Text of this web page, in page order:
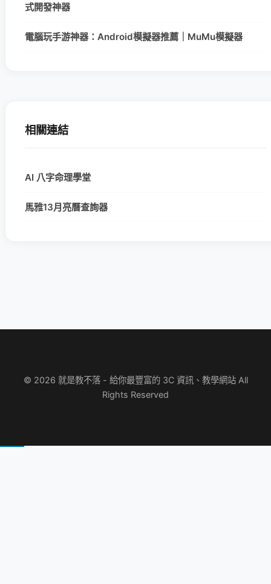
式開發神器
電腦玩手游神器：Android模擬器推薦｜MuMu模擬器
相關連結
AI 八字命理學堂
馬雅13月亮曆查詢器
© 2026 就是教不落 - 給你最豐富的 3C 資訊、教學網站 All
Rights Reserved